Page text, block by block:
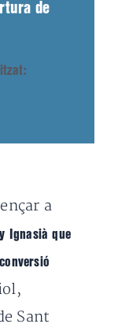
de
a
Ignasià que
Sant